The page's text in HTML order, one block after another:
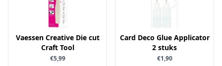
Little Birdie
Maja Design
Marianne Design
Marij Rahder
Vaessen Creative Die cut
Craft Tool
€5,99
Card Deco Glue Applicator
2 stuks
€1,90